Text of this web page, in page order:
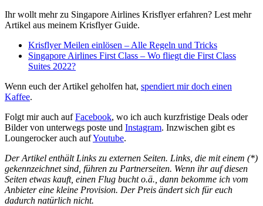
Ihr wollt mehr zu Singapore Airlines Krisflyer erfahren? Lest mehr
Artikel aus meinem Krisflyer Guide.
Krisflyer Meilen einlösen – Alle Regeln und Tricks
Singapore Airlines First Class – Wo fliegt die First Class
Suites 2022?
Wenn euch der Artikel geholfen hat, spendiert mir doch einen
Kaffee.
Folgt mir auch aufFacebook, wo ich auch kurzfristige Deals oder
Bilder von unterwegs poste und Instagram. Inzwischen gibt es
Loungerocker auch aufYoutube.
Der Artikel enthält Links zu externen Seiten. Links, die mit einem (*)
gekennzeichnet sind, führen zu Partnerseiten. Wenn ihr auf diesen
Seiten etwas kauft, einen Flug bucht o.ä., dann bekomme ich vom
Anbieter eine kleine Provision. Der Preis ändert sich für euch
dadurch natürlich nicht.